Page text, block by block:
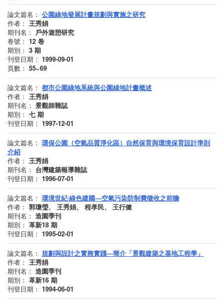
論文篇名： 公園綠地發展計畫規劃與實施之研究
作者： 王秀娟
期刊名： 戶外遊憩研究
卷號： 12 卷
期別： 3 期
刊登日期： 1999-09-01
頁數： 55~69
論文篇名： 都市公園綠地系統與公園綠地計畫概述
作者： 王秀娟
期刊名： 景觀師雜誌
期別： 七 期
刊登日期： 1997-12-01
論文篇名： 環保公園（空氣品質淨化區）自然保育與環境保育設計準則
介紹
作者： 王秀娟
期刊名： 台灣建築報導雜誌
刊登日期： 1996-07-01
論文篇名： 環境世紀‧綠色建國—空氣污染防制費徵收之前瞻
作者： 郭瓊瑩、 王秀娟、 程孝民、 王行健
期刊名： 造園季刊
期別： 革新18 期
刊登日期： 1995-02-01
論文篇名： 規劃與設計之實務實踐—簡介「景觀建築之基地工程學」
作者： 王秀娟
期刊名： 造園季刊
期別： 革新16 期
刊登日期： 1994-06-01